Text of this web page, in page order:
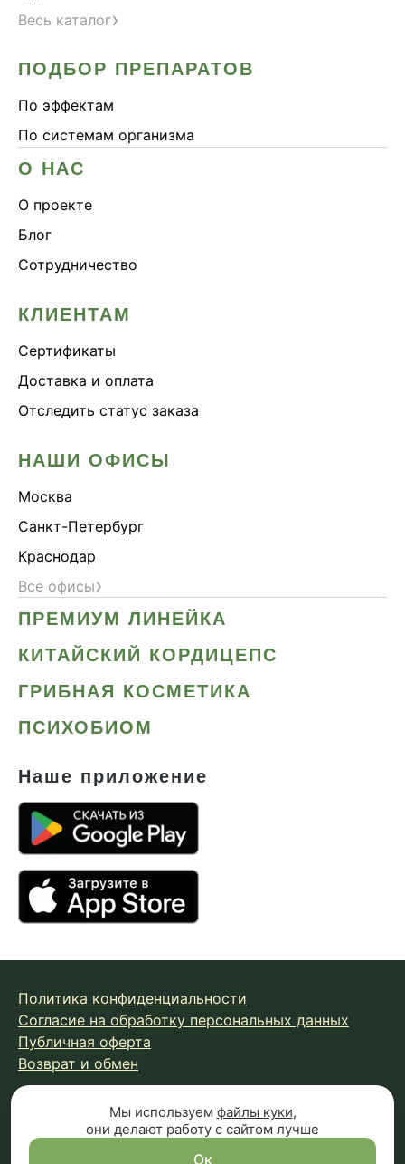
Весь каталог›
ПОДБОР ПРЕПАРАТОВ
По эффектам
По системам организма
О НАС
О проекте
Блог
Сотрудничество
КЛИЕНТАМ
Сертификаты
Доставка и оплата
Отследить статус заказа
НАШИ ОФИСЫ
Москва
Санкт-Петербург
Краснодар
Все офисы›
ПРЕМИУМ ЛИНЕЙКА
КИТАЙСКИЙ КОРДИЦЕПС
ГРИБНАЯ КОСМЕТИКА
ПСИХОБИОМ
Наше приложение
Политика конфиденциальности
Согласие на обработку персональных данных
Публичная оферта
Возврат и обмен
© 2026 Fungiline — зарегистрированная торговая марка.
Копирование материалов с сайта запрещено.
Вся информация на сайте носит справочный характер и
Мы используем файлы куки,
они делают работу с сайтом лучше
Ок